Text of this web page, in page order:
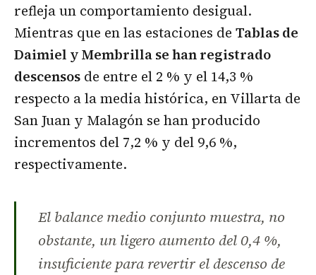
refleja un comportamiento desigual.
Mientras que en las estaciones de Tablas de
Daimiel y Membrilla se han registrado
descensos de entre el 2 % y el 14,3 %
respecto a la media histórica, en Villarta de
San Juan y Malagón se han producido
incrementos del 7,2 % y del 9,6 %,
respectivamente.
El balance medio conjunto muestra, no
obstante, un ligero aumento del 0,4 %,
insuficiente para revertir el descenso de